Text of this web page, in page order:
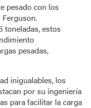
pesado con los
toneladas, estos
pesadas,
inigualables, los
por su ingeniería
para facilitar la carga